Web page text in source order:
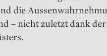
die
– nicht zuletzt dank